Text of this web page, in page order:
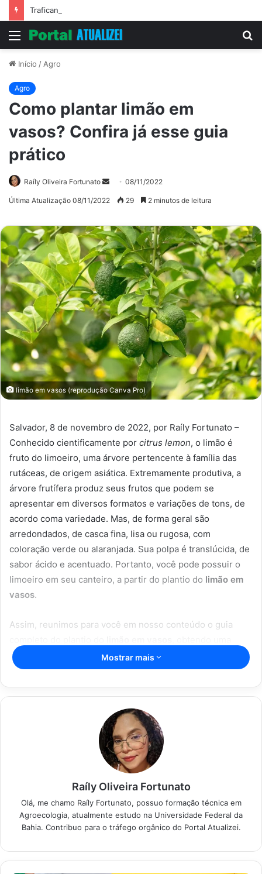
Menu
Início / Agro
Agro
Como plantar limão em
vasos? Confira já esse guia
prático
Raíly Oliveira Fortunato
Mande08/11/2022
Última Atualização 08/11/2022 29 2 minutos de leitura
limão em vasos (reprodução Canva Pro)
Salvador, 8 de novembro de 2022, por Raíly Fortunato –
Conhecido cientificamente por citrus lemon, o limão é
fruto do limoeiro, uma árvore pertencente à família das
rutáceas, de origem asiática. Extremamente produtiva, a
árvore frutífera produz seus frutos que podem se
apresentar em diversos formatos e variações de tons, de
acordo coma variedade. Mas, de forma geral são
arredondados, de casca fina, lisa ou rugosa, com
coloração verde ou alaranjada. Sua polpa é translúcida, de
sabor ácido e acentuado. Portanto, você pode possuir o
limoeiro em seu canteiro, a partir do plantio do limão em
vasos.
Assim, reunimos para você em nosso conteúdo o guia
produção de sucesso. Deste modo, continue conosco e
confira a época ideal de plantio, o passo a passo do plantio
em vasos, os cuidados essenciais com o limoeiro e tudo
sobre a colheita.
Truques infalíveis: desentupir vaso nunca
foi tão fácil com essas soluções caseiras
Beleza feita em casa: aprenda as melhores
e bonita
Mostrar mais
Raíly Oliveira Fortunato
Olá, me chamo Raíly Fortunato, possuo formação técnica em
Agroecologia, atualmente estudo na Universidade Federal da
Bahia. Contribuo para o tráfego orgânico do Portal Atualizei.